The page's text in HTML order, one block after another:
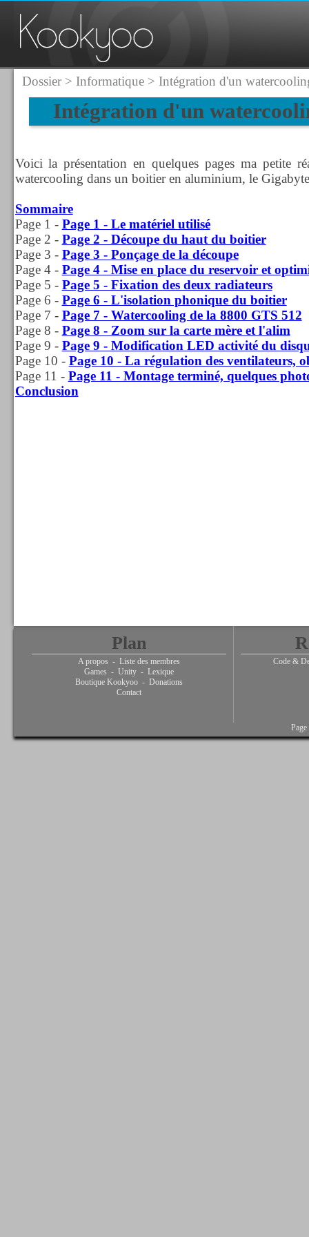
Dossier> Informatique> Intégration d'un
Intégration d'un
Voici la présentation en quelques pages ma petite
watercooling dans un boitier en aluminium, le
Sommaire
Page 1 - Page 1 - Le matériel utilisé
Page 2 - Page 2 - Découpe du haut du boitier
Page 3 - Page 3 - Ponçage de la découpe
Page 4 - Page 4 - Mise en place du reservoir et
Page 5 - Page 5 - Fixation des deux radiateurs
Page 6 - Page 6 - L'isolation phonique du boitier
Page 7 - Page 7 - Watercooling de la 8800 GTS 512
Page 8 - Page 8 - Zoom sur la carte mère et l'alim
Page 9 - Page 9 - Modification LED activité du
Page 10 - Page 10 - La régulation des ventilateurs,
Page 11 - Page 11 - Montage terminé, quelques
Conclusion
Plan
A propos - Liste des membres
Games - Unity - Lexique
Boutique Kookyoo - Donations
Contact
Code &